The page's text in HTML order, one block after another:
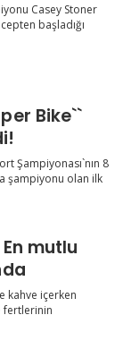
Casey Stoner
başladığı
Bike``
Şampiyonası`nın 8
şampiyonu olan ilk
mutlu
kahve içerken
fertlerinin